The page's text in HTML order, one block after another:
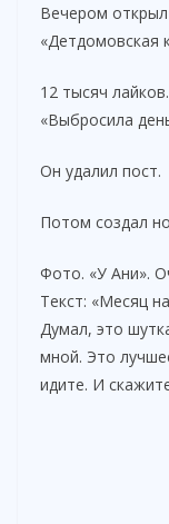
Вечером
«Детдомовская
12 тысяч
«Выбросила
Он удалил пост.
Потом создал
Фото. «У Ани».
Текст: «Месяц
Думал, это
мной. Это
идите. И